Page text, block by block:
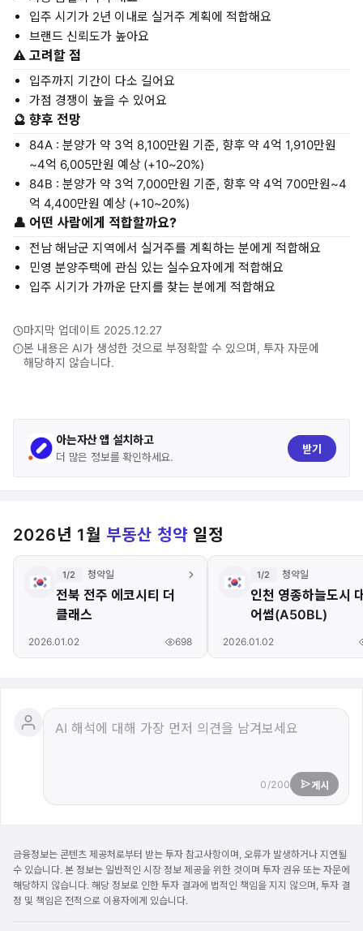
입주 시기가 2년 이내로 실거주 계획에 적합해요
브랜드 신뢰도가 높아요
⚠️ 고려할 점
입주까지 기간이 다소 길어요
가점 경쟁이 높을 수 있어요
🔮 향후 전망
84A : 분양가 약 3억 8,100만원 기준, 향후 약 4억 1,910만원
~4억 6,005만원 예상 (+10~20%)
84B : 분양가 약 3억 7,000만원 기준, 향후 약 4억 700만원~4
억 4,400만원 예상 (+10~20%)
👤 어떤 사람에게 적합할까요?
전남 해남군 지역에서 실거주를 계획하는 분에게 적합해요
민영 분양주택에 관심 있는 실수요자에게 적합해요
입주 시기가 가까운 단지를 찾는 분에게 적합해요
마지막 업데이트 2025.12.27
본 내용은 AI가 생성한 것으로 부정확할 수 있으며, 투자 자문에
해당하지 않습니다.
아는자산 앱 설치하고
더 많은 정보를 확인하세요.
받기
2026년 1월 부동산 청약 일정
1/2 청약일
전북 전주 에코시티 더
클래스
2026.01.02 698
1/2 청약일
인천 영종하늘도시
어썸(A50BL)
2026.01.02
0/200 게시
금융정보는 콘텐츠 제공처로부터 받는 투자 참고사항이며, 오류가 발생하거나 지연될
수 있습니다. 본 정보는 일반적인 시장 정보 제공을 위한 것이며 투자 권유 또는 자문에
해당하지 않습니다. 해당 정보로 인한 투자 결과에 법적인 책임을 지지 않으며, 투자 결
정 및 책임은 전적으로 이용자에게 있습니다.